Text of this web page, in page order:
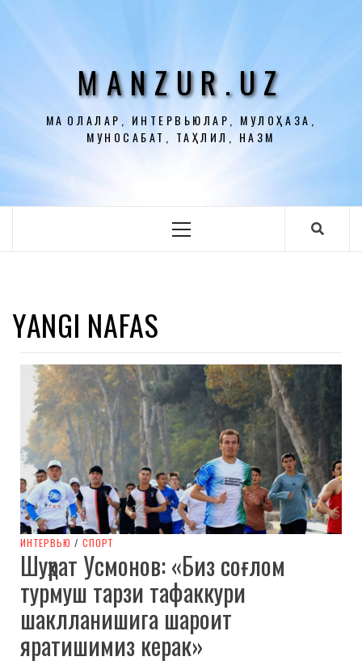
MANZUR.UZ
МАҚОЛАЛАР, ИНТЕРВЬЮЛАР, МУЛОҲАЗА,
МУНОСАБАТ, ТАҲЛИЛ, НАЗМ
меню
YANGI NAFAS
ИНТЕРВЬЮ / СПОРТ
Шуҳрат Усмонов: «Биз соғлом
турмуш тарзи тафаккури
шаклланишига шароит
яратишимиз керак»